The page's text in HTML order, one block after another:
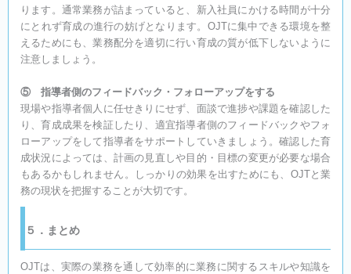
ります。通常業務が詰まっていると、新入社員にかける時間が十分
にとれず育成の進行の妨げとなります。OJTに集中できる環境を整
えるためにも、業務配分を適切に行い育成の質が低下しないように
注意しましょう。
⑤ 指導者側のフィードバック・フォローアップをする
現場や指導者個人に任せきりにせず、面談で進捗や課題を確認した
り、育成成果を検証したり、適宜指導者側のフィードバックやフォ
ローアップをして指導者をサポートしていきましょう。確認した育
成状況によっては、計画の見直しや目的・目標の変更が必要な場合
もあるかもしれません。しっかりの効果を出すためにも、OJTと業
務の現状を把握することが大切です。
５．まとめ
OJTは、実際の業務を通して効率的に業務に関するスキルや知識を